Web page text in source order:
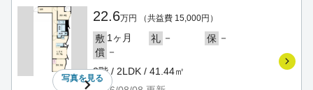
写真を見る
22.6万円 （共益費 15,000円）
敷 1ヶ月 礼 － 保 －
償 －
3階 / 2LDK / 41.44㎡